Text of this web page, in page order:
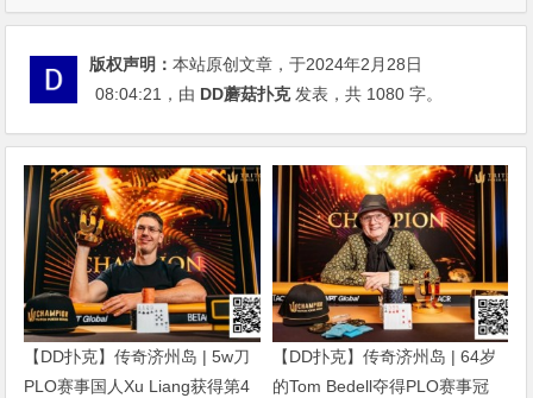
版权声明：本站原创文章，于2024年2月28日
08:04:21 ，由 DD蘑菇扑克发表，共 1080 字。
【DD扑克】传奇济州岛 | 5w刀
PLO赛事国人Xu Liang获得第4
【DD扑克】传奇济州岛 | 64岁
的Tom Bedell夺得PLO赛事冠